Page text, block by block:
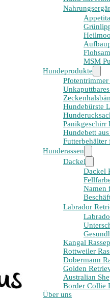
MSM
Hundeprodukte
Hundebürste
Panikgeschirr
Hundebett
Hunderassen
Dackel
Dackel
Namen
Labrador
Kangal
Rottweiler
Dobermann
Golden
Australian
Border Collie
Über uns